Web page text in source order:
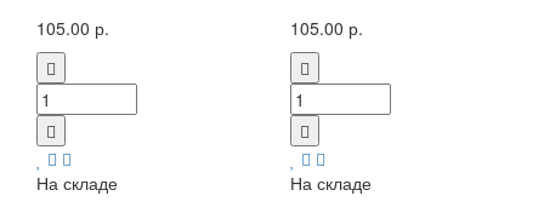
105.00 р.
На складе
105.00 р.
На складе